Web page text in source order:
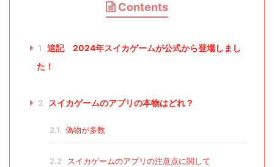
Contents
1 追記 2024年スイカゲームが公式から登場しまし
た！
2 スイカゲームのアプリの本物はどれ？
2.1 偽物が多数
2.2 スイカゲームのアプリの注意点に関して